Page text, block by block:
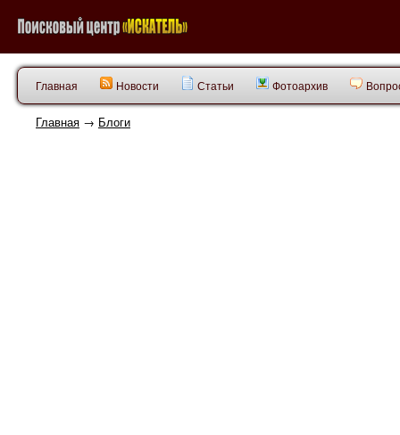
Главная Новости Статьи Фотоархив
Главная → Блоги